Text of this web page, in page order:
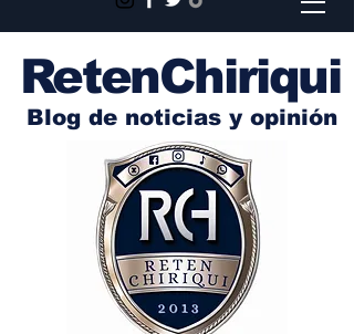
RetenChiriqui
Blog de noticias y opinión